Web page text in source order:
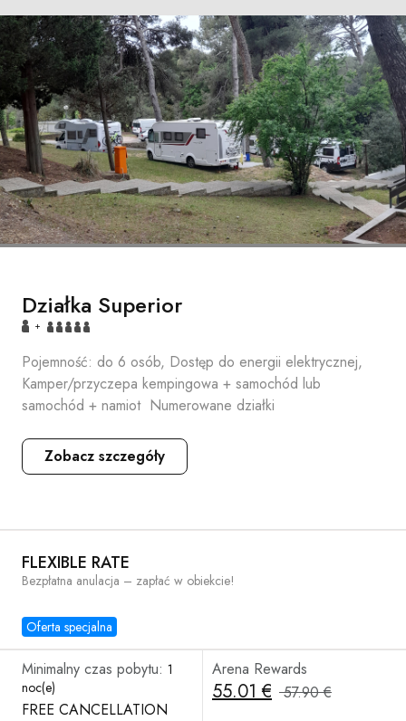
Działka Superior
+
Pojemność: do 6 osób, Dostęp do energii elektrycznej,
Kamper/przyczepa kempingowa + samochód lub
samochód + namiot Numerowane działki
Zobacz szczegóły
FLEXIBLE RATE
Oferta specjalna
Bezpłatna anulacja – zapłać w obiekcie!
Minimalny czas pobytu: 1
noc(e)
FREE CANCELLATION
Arena Rewards
55.01 € 57.90 €